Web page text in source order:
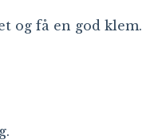
og få en god klem.